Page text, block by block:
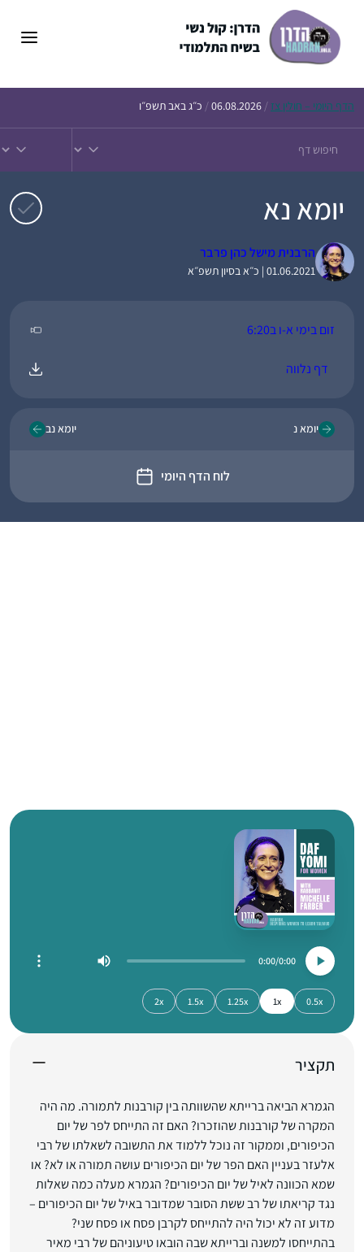
הדף היומי – חולין צז /
06.08.2026
/ כ״ג באב תשפ״ו
יומא נא
הרבנית מישל כהן פרבר
01.06.2021 | כ״א בסיון תשפ״א
זום בימי א-ו ב6:20
דף נלווה
יומא נ
לוח הדף היומי
יומא נב
0:00
0:00
0.5x
1x
1.25x
1.5x
2x
תקציר
הגמרא הביאה ברייתא שהשוותה בין קורבנות לתמורה. מה היה
המקרה של קורבנות שהוזכרו? האם זה התייחס לפר של יום
הכיפורים, וממקור זה נוכל ללמוד את התשובה לשאלתו של רבי
אלעזר בעניין האם הפר של יום הכיפורים עושה תמורה או לא? או
שמא הכוונה לאיל של יום הכיפורים? הגמרא מעלה כמה שאלות
נגד קריאתו של רב ששת הסובר שמדובר באיל של יום הכיפורים –
מדוע זה לא יכול היה להתייחס לקרבן פסח או פסח שני?
בהתייחסו למשנה וברייתא שבה הובאו טיעוניהם של רבי מאיר